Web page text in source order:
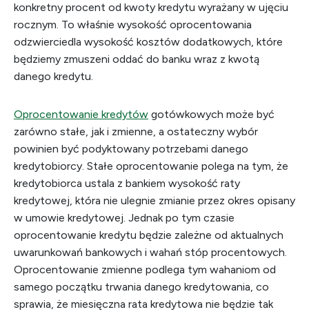
konkretny procent od kwoty kredytu wyrażany w ujęciu
rocznym. To właśnie wysokość oprocentowania
odzwierciedla wysokość kosztów dodatkowych, które
będziemy zmuszeni oddać do banku wraz z kwotą
danego kredytu.
Oprocentowanie kredytów gotówkowych może być
zarówno stałe, jak i zmienne, a ostateczny wybór
powinien być podyktowany potrzebami danego
kredytobiorcy. Stałe oprocentowanie polega na tym, że
kredytobiorca ustala z bankiem wysokość raty
kredytowej, która nie ulegnie zmianie przez okres opisany
w umowie kredytowej. Jednak po tym czasie
oprocentowanie kredytu będzie zależne od aktualnych
uwarunkowań bankowych i wahań stóp procentowych.
Oprocentowanie zmienne podlega tym wahaniom od
samego początku trwania danego kredytowania, co
sprawia, że miesięczna rata kredytowa nie będzie tak